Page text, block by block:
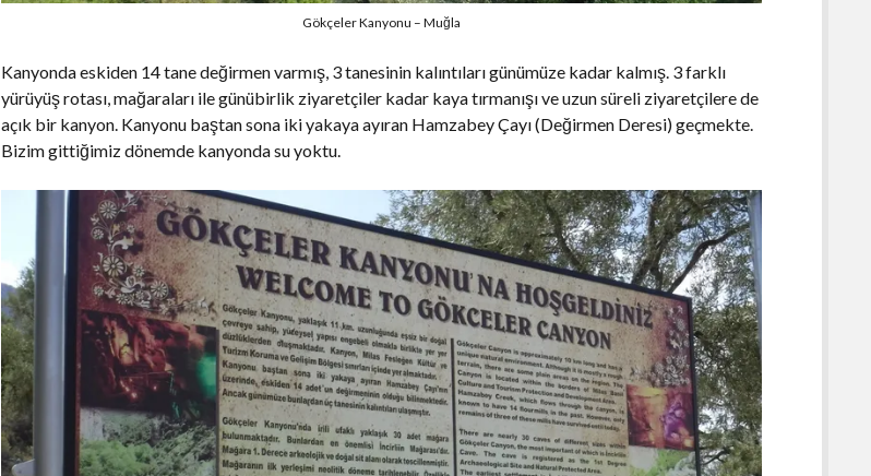
Gökçeler Kanyonu – Muğla
Kanyonda eskiden 14 tane değirmen varmış, 3 tanesinin kalıntıları günümüze kadar kalmış. 3 farklı
yürüyüş rotası, mağaraları ile günübirlik ziyaretçiler kadar kaya tırmanışı ve uzun süreli ziyaretçilere de
açık bir kanyon. Kanyonu baştan sona iki yakaya ayıran Hamzabey Çayı (Değirmen Deresi) geçmekte.
Bizim gittiğimiz dönemde kanyonda su yoktu.